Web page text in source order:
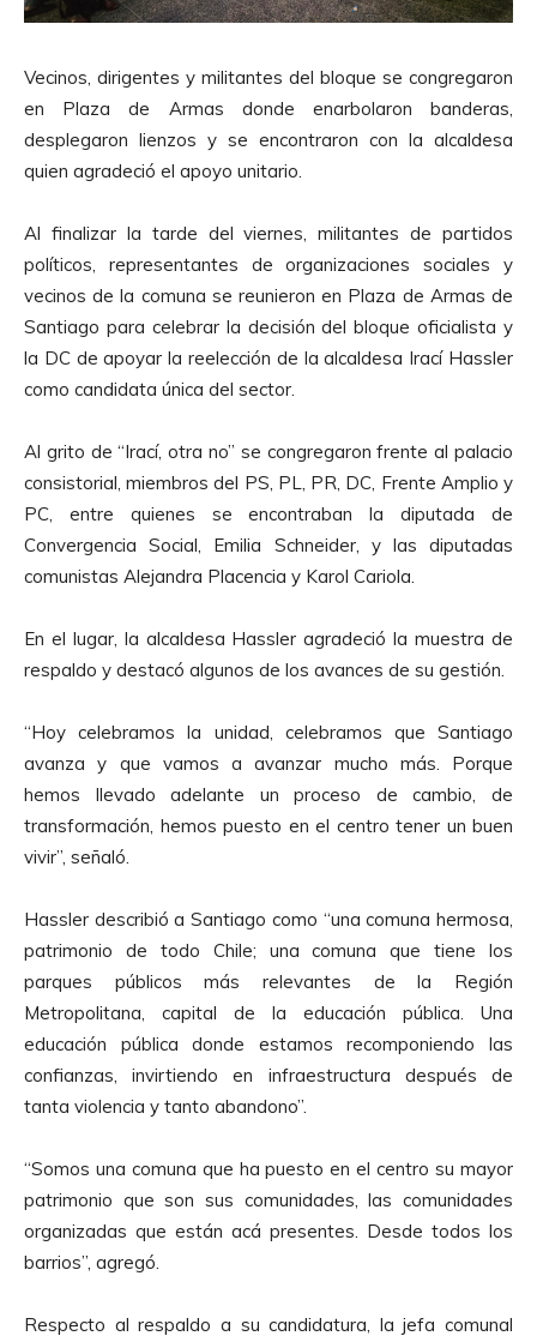
Vecinos, dirigentes y militantes del bloque se congregaron
en Plaza de Armas donde enarbolaron banderas,
desplegaron lienzos y se encontraron con la alcaldesa
quien agradeció el apoyo unitario.
Al finalizar la tarde del viernes, militantes de partidos
políticos, representantes de organizaciones sociales y
vecinos de la comuna se reunieron en Plaza de Armas de
Santiago para celebrar la decisión del bloque oficialista y
la DC de apoyar la reelección de la alcaldesa Irací Hassler
como candidata única del sector.
Al grito de “Irací, otra no” se congregaron frente al palacio
consistorial, miembros del PS, PL, PR, DC, Frente Amplio y
PC, entre quienes se encontraban la diputada de
Convergencia Social, Emilia Schneider, y las diputadas
comunistas Alejandra Placencia y Karol Cariola.
En el lugar, la alcaldesa Hassler agradeció la muestra de
respaldo y destacó algunos de los avances de su gestión.
“Hoy celebramos la unidad, celebramos que Santiago
avanza y que vamos a avanzar mucho más. Porque
hemos llevado adelante un proceso de cambio, de
transformación, hemos puesto en el centro tener un buen
vivir”, señaló.
Hassler describió a Santiago como “una comuna hermosa,
patrimonio de todo Chile; una comuna que tiene los
parques públicos más relevantes de la Región
Metropolitana, capital de la educación pública. Una
educación pública donde estamos recomponiendo las
confianzas, invirtiendo en infraestructura después de
tanta violencia y tanto abandono”.
“Somos una comuna que ha puesto en el centro su mayor
patrimonio que son sus comunidades, las comunidades
organizadas que están acá presentes. Desde todos los
barrios”, agregó.
Respecto al respaldo a su candidatura, la jefa comunal